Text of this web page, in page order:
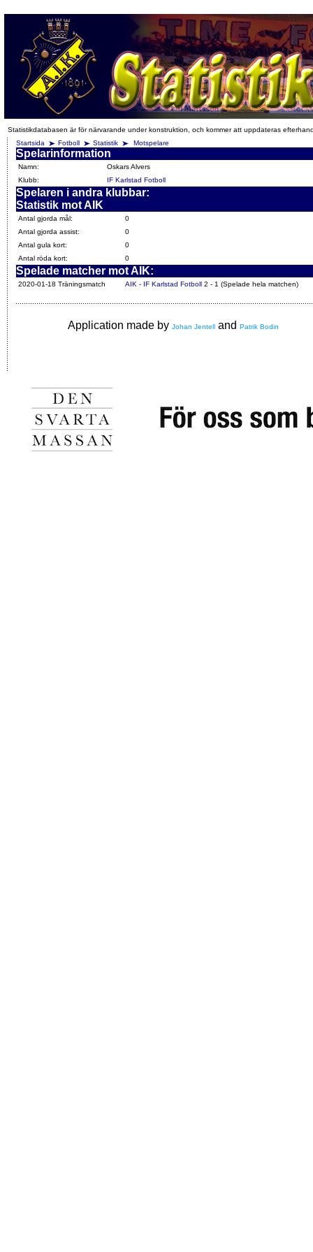
Statistikdatabasen är för närvarande under konstruktion, och kommer att uppdateras
Startsida
Fotboll Statistik Motspelare
Spelarinformation
Namn:
Oskars Alvers
Klubb:
IF Karlstad Fotboll
Spelaren i andra klubbar:
Statistik mot AIK
Antal gjorda mål:
0
Antal gjorda assist:
0
Antal gula kort:
0
Antal röda kort:
0
Spelade matcher mot AIK:
2020-01-18 Träningsmatch AIK - IF Karlstad Fotboll 2 - 1 (Spelade hela matchen)
Application made by Johan Jentell and Patrik Bodin